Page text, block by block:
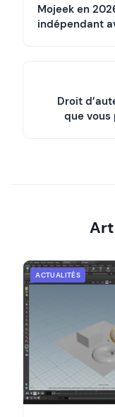
Mojeek en
indépendant
Droit
que vous
ACTUALITÉS